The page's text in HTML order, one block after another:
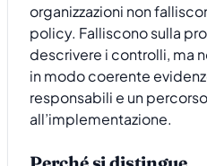
organizzazioni non
policy. Falliscono sulla
descrivere i controlli, ma
in modo coerente
responsabili e un
all’implementazione.